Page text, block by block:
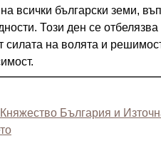
всички български земи,
Този ден се
силата на волята и
Княжество България и